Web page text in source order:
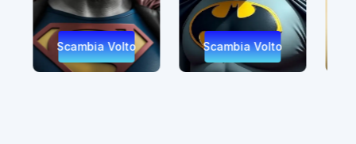
Scambia Volto Scambia Volto